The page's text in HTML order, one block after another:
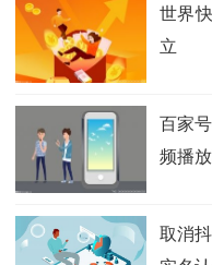
世界
立
百家
频播
取消